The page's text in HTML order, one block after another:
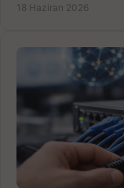
18 Haziran 2026